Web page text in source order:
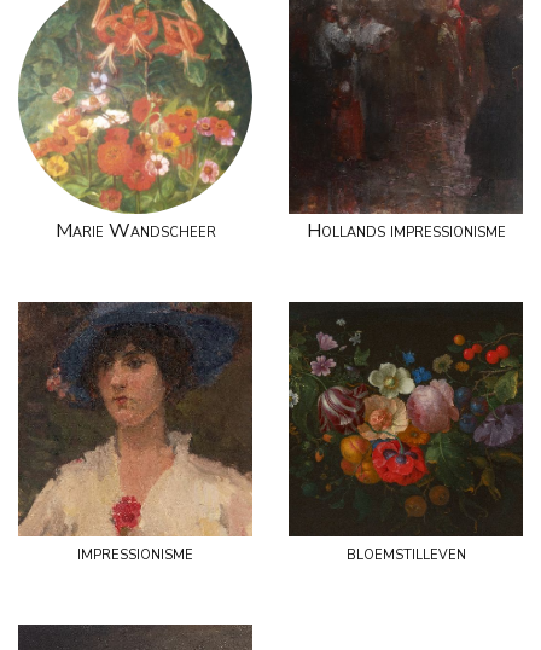
Marie Wandscheer Hollands impressionisme
impressionisme bloemstilleven